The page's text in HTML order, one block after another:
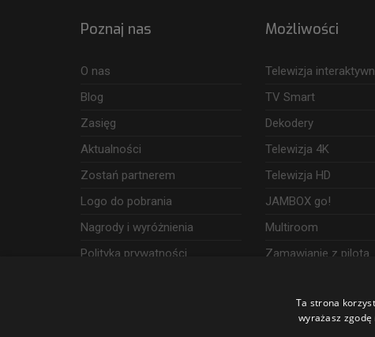
Poznaj nas
O nas
Blog
Zasięg
Aktualności
Zostań partnerem
Logo do pobrania
Nagrody i wyróżnienia
Polityka prywatności
Możliwości
Telewizja
TV Smart
Dekodery
Telewizja 4K
Telewizja HD
JAMBOX go!
Multiroom
Zamawianie z pilota
Ta strona
wyrażasz